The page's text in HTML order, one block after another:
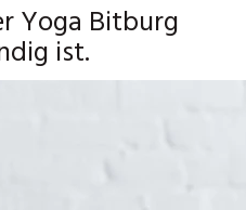
Yoga Bitburg
ist.